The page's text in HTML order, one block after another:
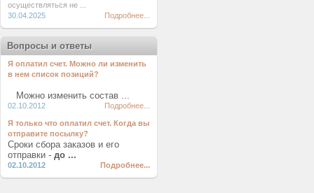
осуществляться не ...
30.04.2025
Подробнее...
Вопросы и ответы
Я оплатил счет. Можно ли изменить
в нем список позиций?
Можно изменить состав ...
02.10.2012 Подробнее...
Я только что оплатил счет. Когда вы
отправите посылку?
Сроки сбора заказов и его
отправки - до ...
02.10.2012 Подробнее...